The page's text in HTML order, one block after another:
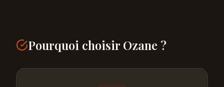
Pourquoi choisir Ozane ?